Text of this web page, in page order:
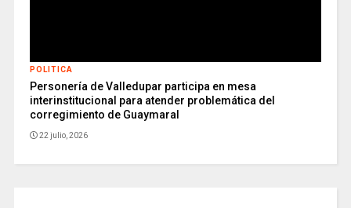
POLITICA
Personería de Valledupar participa en mesa
interinstitucional para atender problemática del
corregimiento de Guaymaral
22 julio, 2026